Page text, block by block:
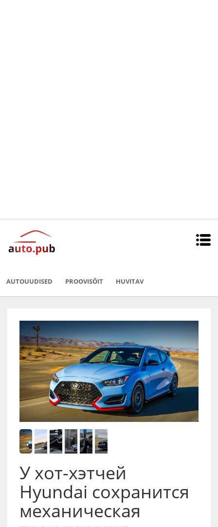
AUTOUUDISED PROOVISÕIT HUVITAV
У хот-хэтчей
Hyundai сохранится
механическая